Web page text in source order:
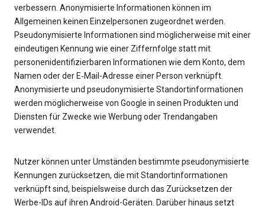
verbessern. Anonymisierte Informationen können im
Allgemeinen keinen Einzelpersonen zugeordnet werden.
Pseudonymisierte Informationen sind möglicherweise mit einer
eindeutigen Kennung wie einer Ziffernfolge statt mit
personenidentifizierbaren Informationen wie dem Konto, dem
Namen oder der E‑Mail-Adresse einer Person verknüpft.
Anonymisierte und pseudonymisierte Standortinformationen
werden möglicherweise von Google in seinen Produkten und
Diensten für Zwecke wie Werbung oder Trendangaben
verwendet.
Nutzer können unter Umständen bestimmte pseudonymisierte
Kennungen zurücksetzen, die mit Standortinformationen
verknüpft sind, beispielsweise durch das Zurücksetzen der
Werbe-IDs auf ihren Android-Geräten. Darüber hinaus setzt